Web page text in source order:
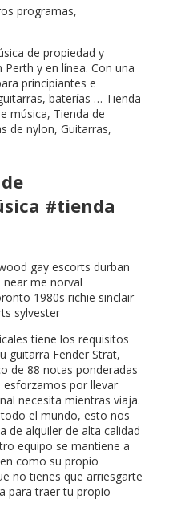
programas,
de propiedad y
y en línea. Con una
principiantes e
baterías … Tienda
música, Tienda de
de nylon, Guitarras,
#tienda
gay escorts durban
me norval
1980s richie sinclair
sylvester
tiene los requisitos
guitarra Fender Strat,
de 88 notas ponderadas
esforzamos por llevar
necesita mientras viaja.
el mundo, esto nos
de alquiler de alta calidad
equipo se mantiene a
como su propio
no tienes que arriesgarte
para traer tu propio